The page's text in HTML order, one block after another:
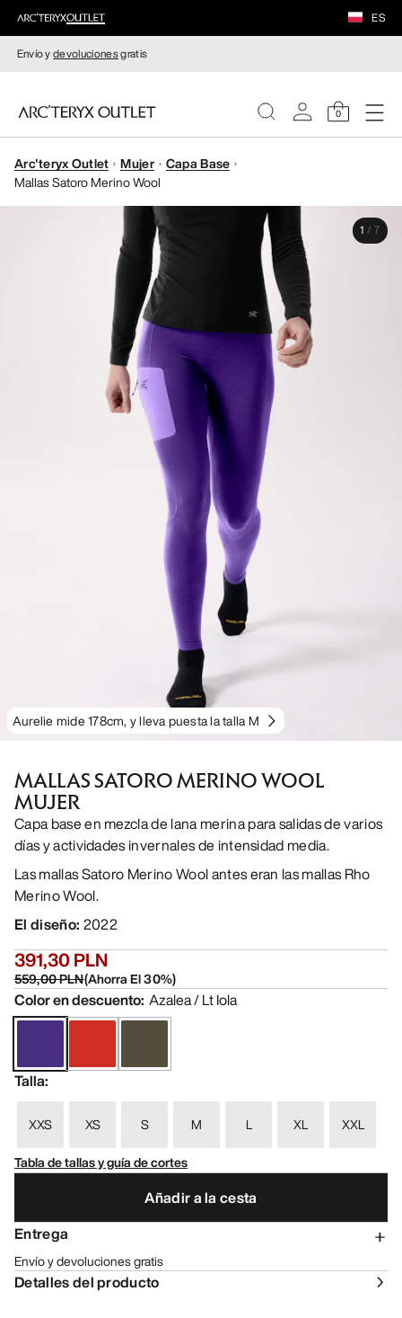
ES
Envío ydevolucionesgratis
0
MUJERE
Arc'teryx Outlet Mujer
Capa Base
Mallas Satoro Merino Wool
Aurelie mide 178cm, y lleva puesta la talla M
1 / 7
MALLAS SATORO MERINO WOOL
MUJER
Capa base en mezcla de lana merina para salidas de varios
días y actividades invernales de intensidad media.
Las mallas Satoro Merino Wool antes eran las mallas Rho
Merino Wool.
El diseño: 2022
391,30 PLN
559,00 PLN(Ahorra El30%)
Color en descuento: Azalea / Lt Iola
Talla:
XXS XS S M L XL
XXL
Tabla de tallas y guía de cortes
Añadir a la cesta
Entrega
Envío y devoluciones gratis
Detalles del producto